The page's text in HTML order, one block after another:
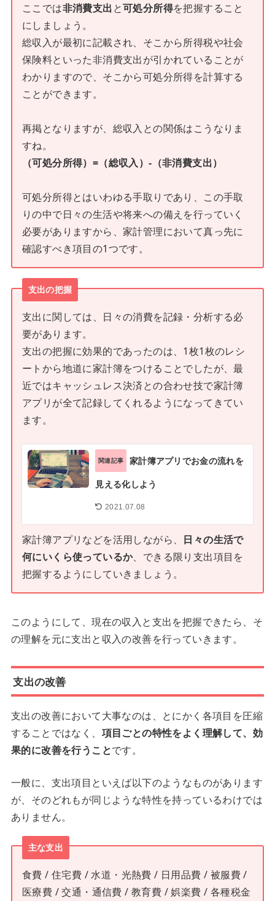
ここでは非消費支出と可処分所得を把握すること
にしましょう。
総収入が最初に記載され、そこから所得税や社会
保険料といった非消費支出が引かれていることが
わかりますので、そこから可処分所得を計算する
ことができます。
再掲となりますが、総収入との関係はこうなりま
すね。
（可処分所得）=（総収入）-（非消費支出）
可処分所得とはいわゆる手取りであり、この手取
りの中で日々の生活や将来への備えを行っていく
必要がありますから、家計管理において真っ先に
確認すべき項目の1つです。
支出の把握
支出に関しては、日々の消費を記録・分析する必
要があります。
支出の把握に効果的であったのは、1枚1枚のレシ
ートから地道に家計簿をつけることでしたが、最
近ではキャッシュレス決済との合わせ技で家計簿
アプリが全て記録してくれるようになってきてい
ます。
関連記事
家計簿アプリでお金の流れを
見える化しよう
2021.07.08
家計簿アプリなどを活用しながら、 日々の生活で
何にいくら使っているか、できる限り支出項目を
把握するようにしていきましょう。
このようにして、現在の収入と支出を把握できたら、そ
の理解を元に支出と収入の改善を行っていきます。
支出の改善
支出の改善において大事なのは、とにかく各項目を圧縮
することではなく、 項目ごとの特性をよく理解して、効
果的に改善を行うことです。
一般に、支出項目といえば以下のようなものがあります
が、そのどれもが同じような特性を持っているわけでは
ありません。
主な支出
食費 / 住宅費 / 水道・光熱費 / 日用品費 / 被服費 /
医療費 / 交通・通信費 / 教育費 / 娯楽費 / 各種税金